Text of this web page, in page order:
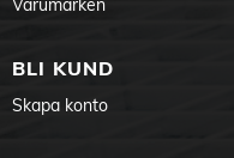
Varumärken
BLI KUND
Skapa konto